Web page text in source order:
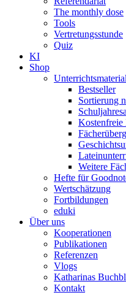
The monthly dose
Tools
Vertretungsstunde
Quiz
KI
Shop
Bestseller
Sortierung
Kostenfreie
Weitere
Hefte für
Wertschätzung
Fortbildungen
eduki
Über uns
Kooperationen
Publikationen
Referenzen
Vlogs
Katharinas
Kontakt